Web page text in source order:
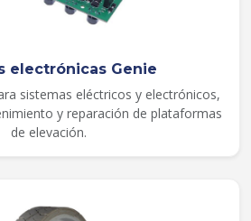
electrónicas Genie
sistemas eléctricos y electrónicos,
y reparación de plataformas
de elevación.